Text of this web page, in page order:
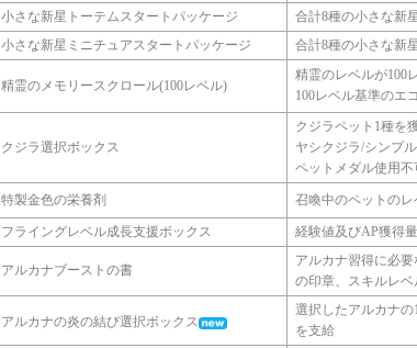
小さな新星トーテムスタートパッケージ
合計8種の小さな新
小さな新星ミニチュアスタートパッケージ
合計8種の小さな新
精霊のメモリースクロール(100レベル)
精霊のレベルが100
100レベル基準のエ
クジラ選択ボックス
クジラペット1種を
ヤシクジラ/シンプ
ペットメダル使用不
特製金色の栄養剤 召喚中のペットのレ
フライングレベル成長支援ボックス 経験値及びAP獲得
アルカナブーストの書
アルカナ習得に必
の印章、スキルレベ
アルカナの炎の結び選択ボックス
選択したアルカナ
を支給